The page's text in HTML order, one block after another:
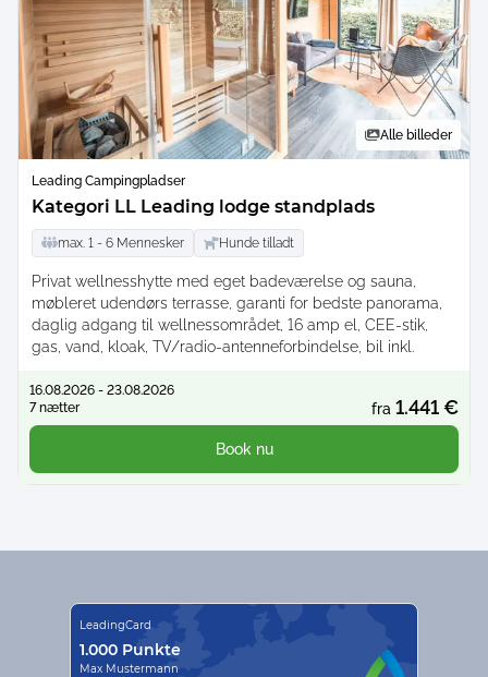
Alle billeder
Leading Campingpladser
Kategori LL Leading lodge standplads
max. 1 - 6 Mennesker Hunde tilladt
Privat wellnesshytte med eget badeværelse og sauna,
møbleret udendørs terrasse, garanti for bedste panorama,
daglig adgang til wellnessområdet, 16 amp el, CEE-stik,
gas, vand, kloak, TV/radio-antenneforbindelse, bil inkl.
16.08.2026 - 23.08.2026
7 nætter
fra 1.441 €
Book nu
LeadingCard
1.000 Punkte
Max Mustermann